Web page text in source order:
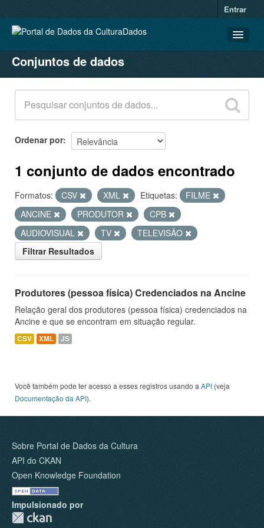
Entrar
CONJUNTOS DE DADOS
ORGANIZAÇÕES
GRUPOS
SOBRE
Conjuntos de dados
Ordenar por
1 conjunto de dados encontrado
Formatos: CSV XML Etiquetas:
FILME
ANCINE
PRODUTOR
CPB
AUDIOVISUAL
TV
TELEVISÃO
Filtrar Resultados
Produtores (pessoa física) Credenciados na Ancine
Relação geral dos produtores (pessoa física) credenciados na
Ancine e que se encontram em situação regular.
CSV XML JS
Você também pode ter acesso a esses registros usando a API (veja
Documentação da API).
Sobre Portal de Dados da Cultura
API do CKAN
Open Knowledge Foundation
Impulsionado por